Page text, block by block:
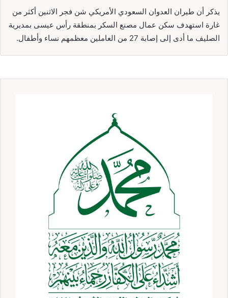
يذكر أن طيران العدوان السعودي الأمريكي شن فجر الاثنين أكثر من
غارة استهدف سكن عمال مصنع السكر بمنطقة رأس عيسى بمديرية
الصليف ما أدى إلى إصابة 27 من العاملين معظمهم نساء وأطفال.